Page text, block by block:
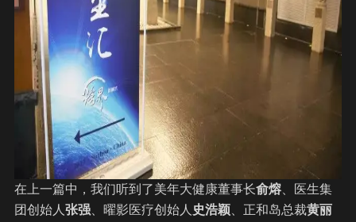
在上一篇中，我们听到了美年大健康董事长俞熔、医生集
团创始人 张强、曜影医疗创始人 史浩颖、正和岛总裁黄丽